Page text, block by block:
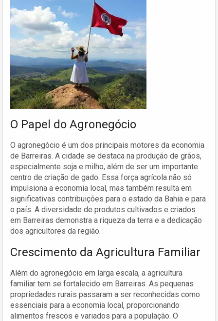
O Papel do Agronegócio
O agronegócio é um dos principais motores da economia
de Barreiras. A cidade se destaca na produção de grãos,
especialmente soja e milho, além de ser um importante
centro de criação de gado. Essa força agrícola não só
impulsiona a economia local, mas também resulta em
significativas contribuições para o estado da Bahia e para
o país. A diversidade de produtos cultivados e criados
em Barreiras demonstra a riqueza da terra e a dedicação
dos agricultores da região.
Crescimento da Agricultura Familiar
Além do agronegócio em larga escala, a agricultura
familiar tem se fortalecido em Barreiras. As pequenas
propriedades rurais passaram a ser reconhecidas como
essenciais para a economia local, proporcionando
alimentos frescos e variados para a população. O